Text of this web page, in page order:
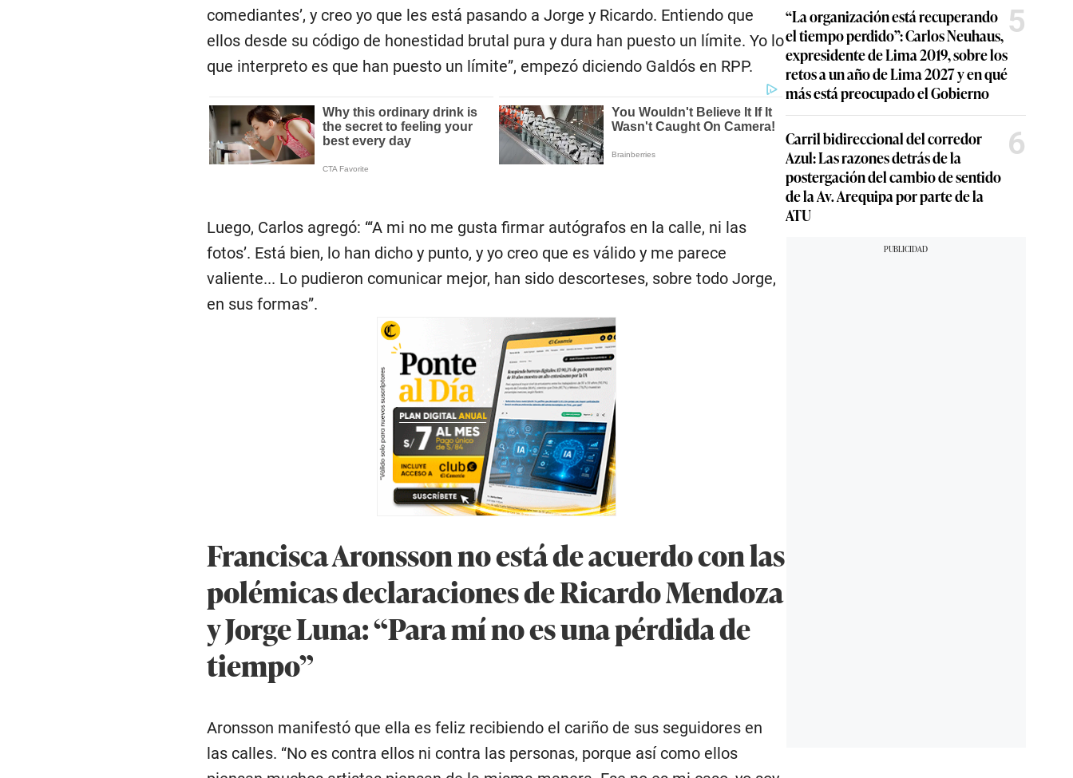
comediantes’, y creo yo que les está pasando a Jorge y Ricardo. Entiendo que
ellos desde su código de honestidad brutal pura y dura han puesto un límite. Yo lo
que interpreto es que han puesto un límite”, empezó diciendo Galdós en RPP.
Luego, Carlos agregó: “‘A mi no me gusta firmar autógrafos en la calle, ni las
fotos’. Está bien, lo han dicho y punto, y yo creo que es válido y me parece
valiente... Lo pudieron comunicar mejor, han sido descorteses, sobre todo Jorge,
en sus formas”.
Francisca Aronsson no está de acuerdo con las
polémicas declaraciones de Ricardo Mendoza
y Jorge Luna: “Para mí no es una pérdida de
tiempo”
Aronsson manifestó que ella es feliz recibiendo el cariño de sus seguidores en
las calles. “No es contra ellos ni contra las personas, porque así como ellos
“La organización está recuperando
el tiempo perdido”: Carlos Neuhaus,
expresidente de Lima 2019, sobre los
retos a un año de Lima 2027 y en qué
más está preocupado el Gobierno
5
Carril bidireccional del corredor
Azul: Las razones detrás de la
postergación del cambio de sentido
de la Av. Arequipa por parte de la
ATU
6